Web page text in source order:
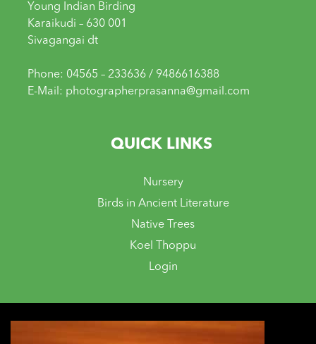
Young Indian Birding
Karaikudi – 630 001
Sivagangai dt
Phone: 04565 – 233636 / 9486616388
E-Mail: photographerprasanna@gmail.com
QUICK LINKS
Nursery
Birds in Ancient Literature
Native Trees
Koel Thoppu
Login